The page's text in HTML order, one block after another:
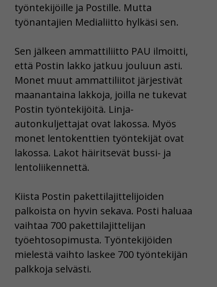
työntekijöille ja Postille. Mutta
työnantajien Medialiitto hylkäsi sen.
Sen jälkeen ammattiliitto PAU ilmoitti,
että Postin lakko jatkuu jouluun asti.
Monet muut ammattiliitot järjestivät
maanantaina lakkoja, joilla ne tukevat
Postin työntekijöitä. Linja-
autonkuljettajat ovat lakossa. Myös
monet lentokenttien työntekijät ovat
lakossa. Lakot häiritsevät bussi- ja
lentoliikennettä.
Kiista Postin pakettilajittelijoiden
palkoista on hyvin sekava. Posti haluaa
vaihtaa 700 pakettilajittelijan
työehtosopimusta. Työntekijöiden
mielestä vaihto laskee 700 työntekijän
palkkoja selvästi.